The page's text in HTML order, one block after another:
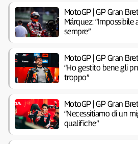
MotoGP | GP Gran
Márquez:
sempre”
MotoGP | GP Gran
“Ho gestito bene gli
troppo”
MotoGP | GP Gran
“Necessitiamo di un
qualifiche”